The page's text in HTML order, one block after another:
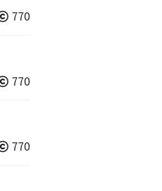
770
770
770